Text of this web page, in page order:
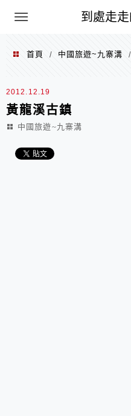
到處走
首頁 / 中國旅遊~九寨溝 /
2012.12.19
黃龍溪古鎮
中國旅遊~九寨溝